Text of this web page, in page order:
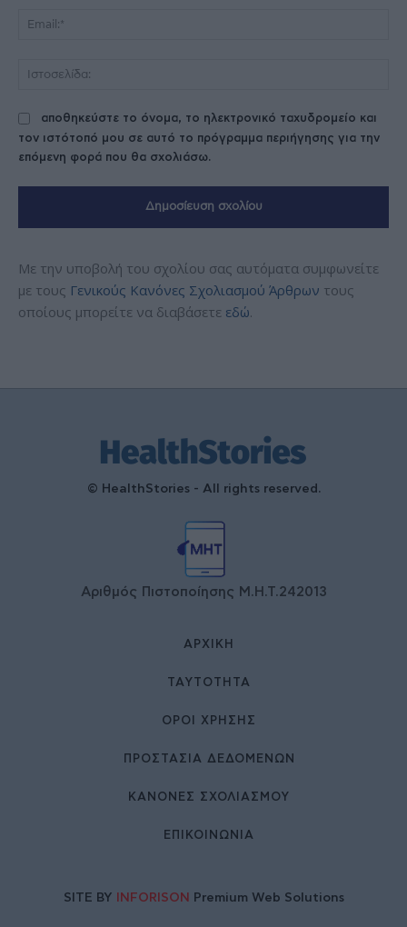
αποθηκεύστε το όνομα, το ηλεκτρονικό ταχυδρομείο και
τον ιστότοπό μου σε αυτό το πρόγραμμα περιήγησης για την
επόμενη φορά που θα σχολιάσω.
Με την υποβολή του σχολίου σας αυτόματα συμφωνείτε
με τους Γενικούς Κανόνες Σχολιασμού Άρθρων τους
οποίους μπορείτε να διαβάσετε εδώ.
© HealthStories - All rights reserved.
Αριθμός Πιστοποίησης Μ.Η.Τ.242013
ΑΡΧΙΚΉ
ΤΑΥΤΌΤΗΤΑ
ΌΡΟΙ ΧΡΉΣΗΣ
ΠΡΟΣΤΑΣΙΑ ΔΕΔΟΜΕΝΩΝ
ΚΑΝΟΝΕΣ ΣΧΟΛΙΑΣΜΟΥ
ΕΠΙΚΟΙΝΩΝΊΑ
SITE BY INFORISON Premium Web Solutions